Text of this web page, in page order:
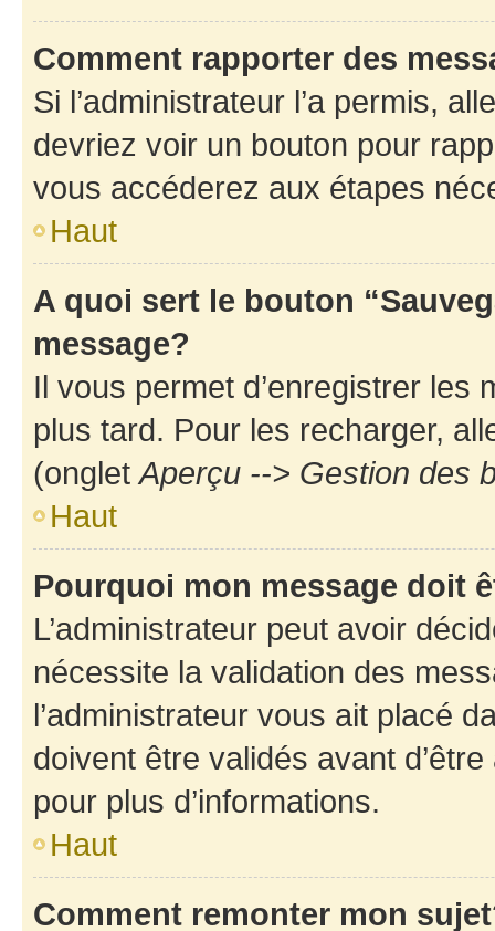
Comment rapporter des
Si l’administrateur l’a permis,
devriez voir un bouton pour
vous accéderez aux étapes
Haut
A quoi sert le bouton
message?
Il vous permet d’enregistrer
plus tard. Pour les recharger,
(ongletAperçu --> Gestion des
Haut
Pourquoi mon message doit
L’administrateur peut avoir
nécessite la validation des
l’administrateur vous ait placé
doivent être validés avant
pour plus d’informations.
Haut
Comment remonter mon